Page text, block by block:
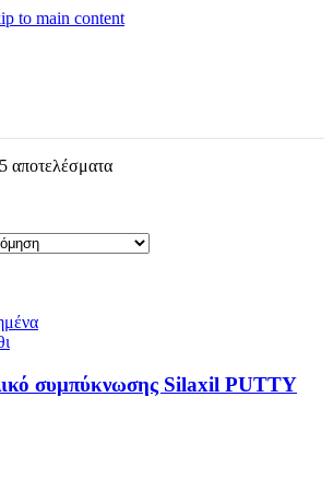
to main content
αποτελέσματα
συμπύκνωσης Silaxil PUTTY